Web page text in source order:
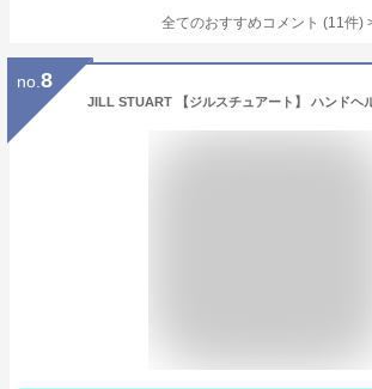
全てのおすすめコメント (11件)
no. 8